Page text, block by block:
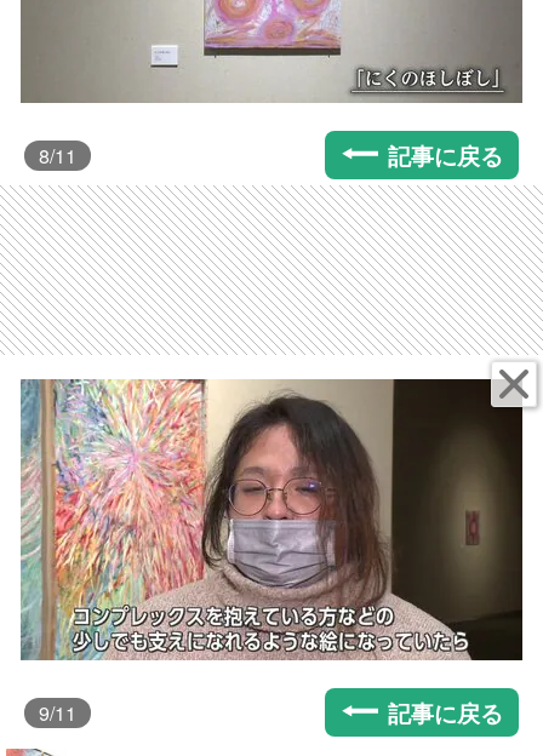
8/11 記事に戻る
9/11 記事に戻る